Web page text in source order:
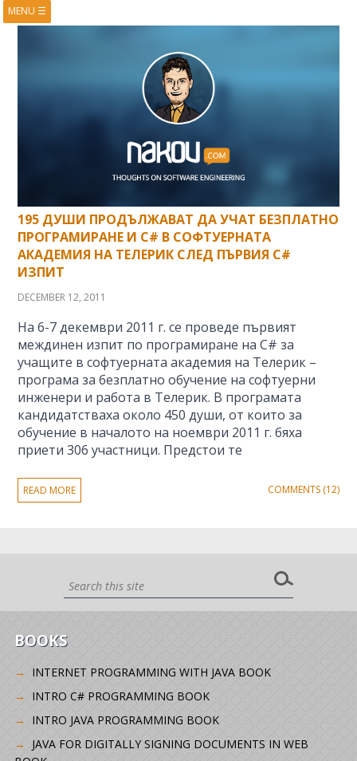
MENU ☰
195 ДУШИ ПРОДЪЛЖАВАТ ДА УЧАТ БЕЗПЛАТНО
ПРОГРАМИРАНЕ И C# В СОФТУЕРНАТА
АКАДЕМИЯ НА ТЕЛЕРИК СЛЕД ПЪРВИЯ C#
ИЗПИТ
DECEMBER 12, 2011
На 6-7 декември 2011 г. се проведе първият
междинен изпит по програмиране на C# за
учащите в софтуерната академия на Телерик –
програма за безплатно обучение на софтуерни
инженери и работа в Телерик. В програмата
кандидатстваха около 450 души, от които за
обучение в началото на ноември 2011 г. бяха
приети 306 участници. Предстои те
READ MORE COMMENTS (12)
BOOKS
INTERNET PROGRAMMING WITH JAVA BOOK
INTRO C# PROGRAMMING BOOK
INTRO JAVA PROGRAMMING BOOK
JAVA FOR DIGITALLY SIGNING DOCUMENTS IN WEB